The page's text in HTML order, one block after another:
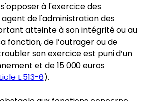
à l'exercice des
de l'administration des
atteinte à son intégrité ou au
fonction, de l’outrager ou de
son exercice est puni d’un
et de 15 000 euros
L.513-6).